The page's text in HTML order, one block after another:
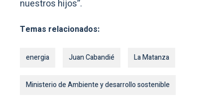
nuestros hijos”.
Temas relacionados:
energia Juan Cabandié La Matanza
Ministerio de Ambiente y desarrollo sostenible